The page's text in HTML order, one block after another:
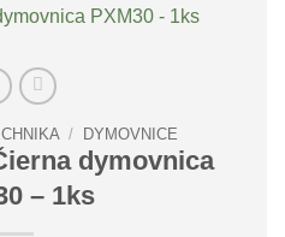
/ DYMOVNICE
dymovnica
– 1ks